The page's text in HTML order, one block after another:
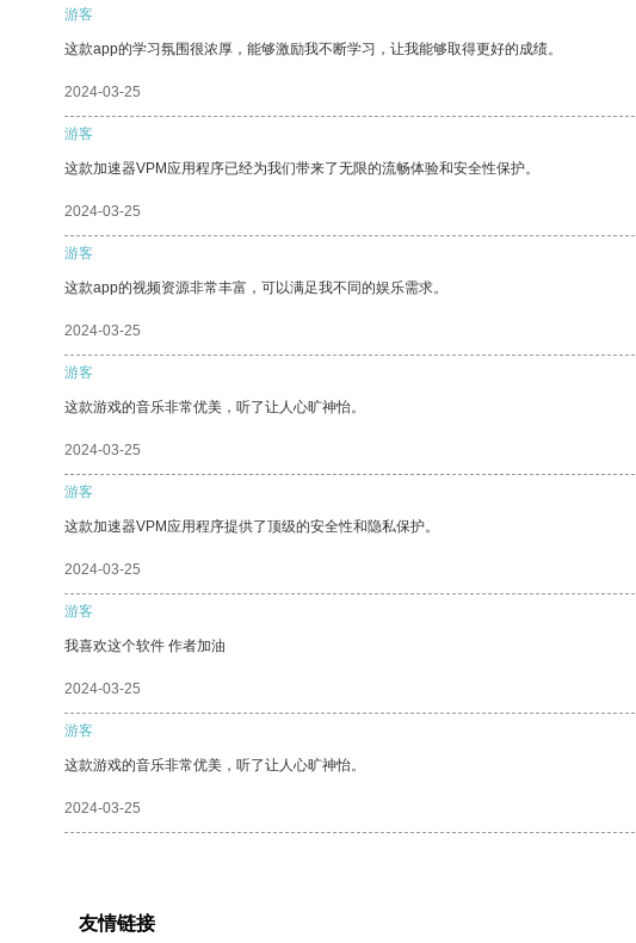
游客
这款app的学习氛围很浓厚，能够激励我不断学习，让我能够取得更好的成绩。
2024-03-25
游客
这款加速器VPM应用程序已经为我们带来了无限的流畅体验和安全性保护。
2024-03-25
游客
这款app的视频资源非常丰富，可以满足我不同的娱乐需求。
2024-03-25
游客
这款游戏的音乐非常优美，听了让人心旷神怡。
2024-03-25
游客
这款加速器VPM应用程序提供了顶级的安全性和隐私保护。
2024-03-25
游客
我喜欢这个软件 作者加油
2024-03-25
游客
这款游戏的音乐非常优美，听了让人心旷神怡。
2024-03-25
友情链接